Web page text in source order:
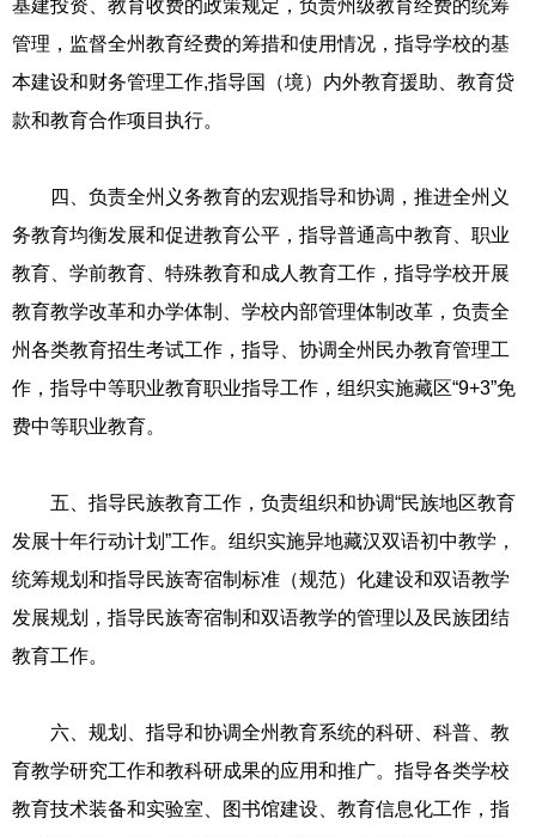
基建投资、教育收费的政策规定，负责州级教育经费的统筹
管理，监督全州教育经费的筹措和使用情况，指导学校的基
本建设和财务管理工作,指导国（境）内外教育援助、教育贷
款和教育合作项目执行。
四、负责全州义务教育的宏观指导和协调，推进全州义
务教育均衡发展和促进教育公平，指导普通高中教育、职业
教育、学前教育、特殊教育和成人教育工作，指导学校开展
教育教学改革和办学体制、学校内部管理体制改革，负责全
州各类教育招生考试工作，指导、协调全州民办教育管理工
作，指导中等职业教育职业指导工作，组织实施藏区“9+3”免
费中等职业教育。
五、指导民族教育工作，负责组织和协调“民族地区教育
发展十年行动计划”工作。组织实施异地藏汉双语初中教学，
统筹规划和指导民族寄宿制标准（规范）化建设和双语教学
发展规划，指导民族寄宿制和双语教学的管理以及民族团结
教育工作。
六、规划、指导和协调全州教育系统的科研、科普、教
育教学研究工作和教科研成果的应用和推广。指导各类学校
教育技术装备和实验室、图书馆建设、教育信息化工作，指